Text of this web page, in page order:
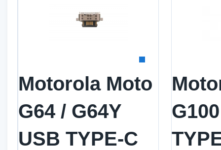
Motorola Moto
G64 / G64Y
USB TYPE-C